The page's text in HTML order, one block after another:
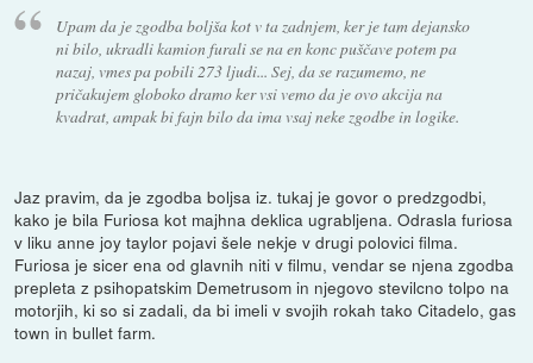
Upam da je zgodba boljša kot v ta zadnjem, ker je tam dejansko
ni bilo, ukradli kamion furali se na en konc puščave potem pa
nazaj, vmes pa pobili 273 ljudi... Sej, da se razumemo, ne
pričakujem globoko dramo ker vsi vemo da je ovo akcija na
kvadrat, ampak bi fajn bilo da ima vsaj neke zgodbe in logike.
Jaz pravim, da je zgodba boljsa iz. tukaj je govor o predzgodbi,
kako je bila Furiosa kot majhna deklica ugrabljena. Odrasla furiosa
v liku anne joy taylor pojavi šele nekje v drugi polovici filma.
Furiosa je sicer ena od glavnih niti v filmu, vendar se njena zgodba
prepleta z psihopatskim Demetrusom in njegovo stevilcno tolpo na
motorjih, ki so si zadali, da bi imeli v svojih rokah tako Citadelo, gas
town in bullet farm.